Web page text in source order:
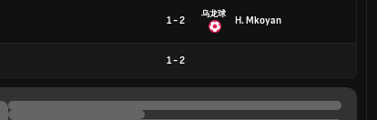
1 - 2
乌龙球
H. Mkoyan
1-2